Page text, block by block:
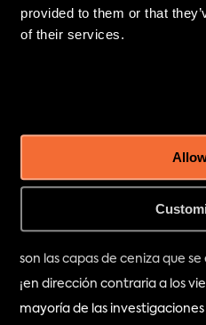
provided to them or that
of their services.
de una filtración lenta y
períodos de mayor número de
La erupción del Eldgjá fue
peligrosa, ya que al mismo
fisura del Eldgjá se produjeron
localizadas en el volcán
altísimas columnas de ceniza
hacia las capas superiores de
son las capas de ceniza que
¡en dirección contraria a los
mayoría de las